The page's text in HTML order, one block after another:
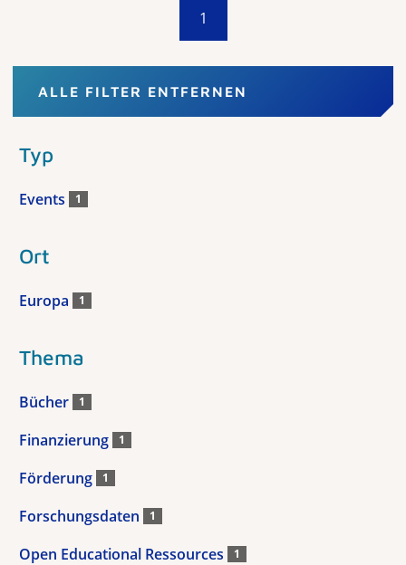
1
ALLE FILTER ENTFERNEN
Typ
Events 1
Ort
Europa 1
Thema
Bücher 1
Finanzierung 1
Förderung 1
Forschungsdaten 1
Open Educational Ressources 1